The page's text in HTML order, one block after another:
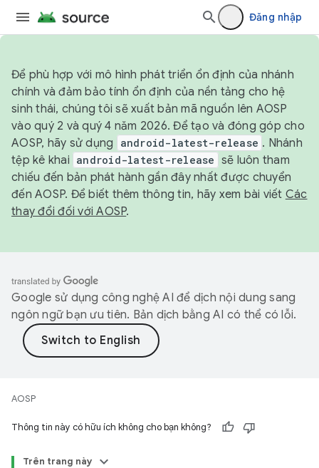
Đăng nhập
Để phù hợp với mô hình phát triển ổn định của nhánh
chính và đảm bảo tính ổn định của nền tảng cho hệ
sinh thái, chúng tôi sẽ xuất bản mã nguồn lên AOSP
vào quý 2 và quý 4 năm 2026. Để tạo và đóng góp cho
AOSP, hãy sử dụng
android-latest-release . Nhánh
tệp kê khai android-latest-release sẽ luôn tham
chiếu đến bản phát hành gần đây nhất được chuyển
đến AOSP. Để biết thêm thông tin, hãy xem bài viết Các
thay đổi đối với AOSP.
Google sử dụng công nghệ AI để dịch nội dung sang
ngôn ngữ bạn ưu tiên. Bản dịch bằng AI có thể có lỗi.
AOSP
Thông tin này có hữu ích không cho bạn không?
Trên trang này